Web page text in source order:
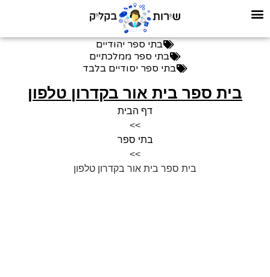
בתי ספר יהודיים
בתי ספר ממלכתיים
בתי ספר יסודיים בלבד
בית ספר בית אור בקדרון טלפון
דף הבית
>>
בתי ספר
>>
בית ספר בית אור בקדרון טלפון